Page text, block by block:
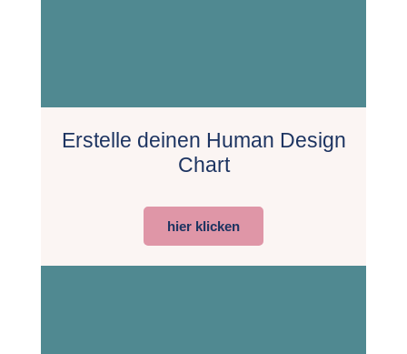
Erstelle deinen Human Design
Chart
hier klicken